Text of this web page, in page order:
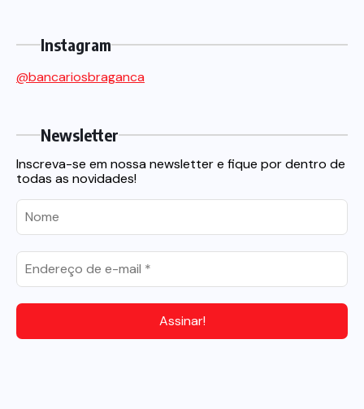
Instagram
@bancariosbraganca
Newsletter
Inscreva-se em nossa newsletter e fique por dentro de
todas as novidades!